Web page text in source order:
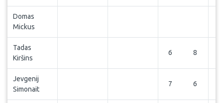
Domas
Mickus
Tadas
Kiršins
6 8
Jevgenij
Simonait
7 6